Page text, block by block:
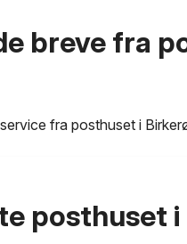
breve fra
fra posthuset i
posthuset i